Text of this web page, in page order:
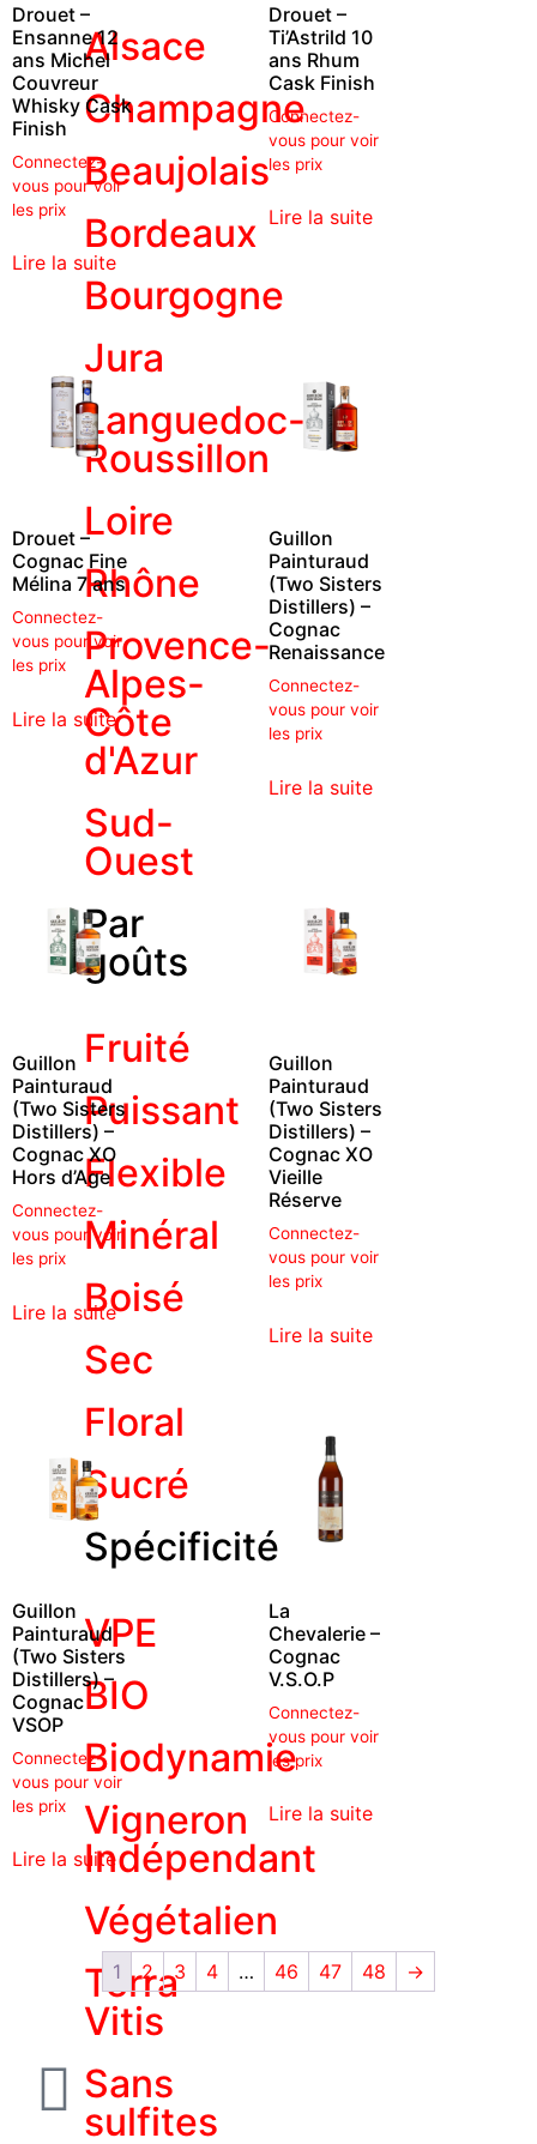
Alsace
Champagne
Beaujolais
Bordeaux
Bourgogne
Jura
Languedoc-
Roussillon
Loire
Rhône
Provence-
Alpes-
Côte
d'Azur
Sud-
Ouest
Par
goûts
Fruité
Puissant
Flexible
Minéral
Boisé
Sec
Floral
Sucré
Spécificité
VPE
BIO
Biodynamie
Vigneron
Indépendant
Végétalien
Terra
Vitis
Sans
sulfites
Drouet –
Ensanne 12
ans Michel
Couvreur
Whisky Cask
Finish
Connectez-
vous pour voir
les prix
Lire la suite
Drouet –
Ti’Astrild 10
ans Rhum
Cask Finish
Connectez-
vous pour voir
les prix
Lire la suite
Drouet –
Cognac Fine
Mélina 7 ans
Connectez-
vous pour voir
les prix
Lire la suite
Guillon
Painturaud
(Two Sisters
Distillers) –
Cognac
Renaissance
Connectez-
vous pour voir
les prix
Lire la suite
Guillon
Painturaud
(Two Sisters
Distillers) –
Cognac XO
Hors d’Age
Connectez-
vous pour voir
les prix
Lire la suite
Guillon
Painturaud
(Two Sisters
Distillers) –
Cognac XO
Vieille
Réserve
Connectez-
vous pour voir
les prix
Lire la suite
Guillon
Painturaud
(Two Sisters
Distillers) –
Cognac
VSOP
Connectez-
vous pour voir
les prix
Lire la suite
La
Chevalerie –
Cognac
V.S.O.P
Connectez-
vous pour voir
les prix
Lire la suite
1 2 3 4 … 46 47 48 →